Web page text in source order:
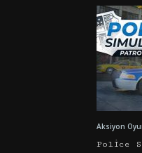
Aksiyon
Police